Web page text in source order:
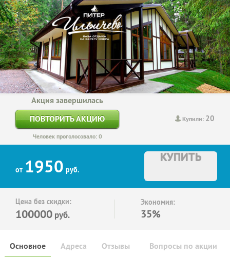
Купили: 20
Акция завершилась
ПОВТОРИТЬ АКЦИЮ
Человек проголосовало: 0
от 1950 руб.
КУПИТЬ
Цена без скидки:
100000 руб.
Экономия:
35%
Основное Отзывы Вопросы по акции
Адреса